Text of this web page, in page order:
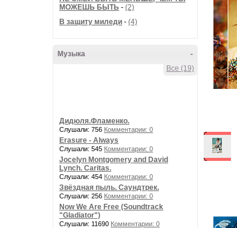
МОЖЕШЬ БЫТЬ - (2)
В защиту миледи - (4)
-
Музыка
Все (19)
Дидюля.Фламенко.
Слушали: 756 Комментарии: 0
Erasure - Always
Слушали: 545 Комментарии: 0
Jocelyn Montgomery and David
Lynch. Caritas.
Слушали: 454 Комментарии: 0
Звёздная пыль. Саундтрек.
Слушали: 256 Комментарии: 0
Now We Are Free (Soundtrack
"Gladiator")
Слушали: 11690 Комментарии: 0